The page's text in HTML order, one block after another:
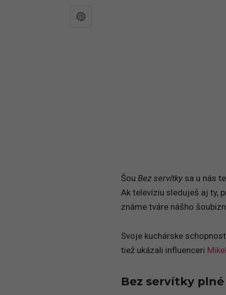
Šou Bez servítky sa u nás
Ak televíziu sleduješ aj ty,
známe tváre nášho
Svoje kuchárske
tiež ukázali influenceri
Bez servítky